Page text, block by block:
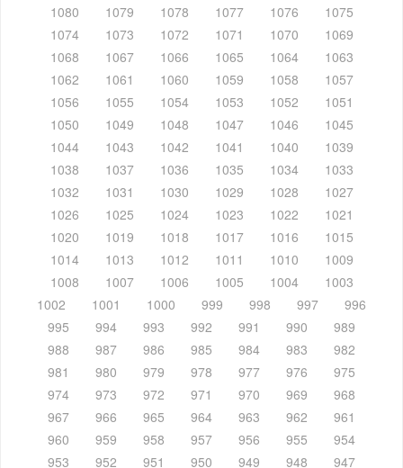
1080
1079 1078 1077 1076
1075
1074
1073 1072 1071 1070
1069
1068
1067 1066 1065 1064
1063
1062
1061 1060 1059 1058
1057
1056
1055 1054 1053 1052
1051
1050
1049 1048 1047 1046
1045
1044
1043 1042 1041 1040
1039
1038
1037 1036 1035 1034
1033
1032
1031 1030 1029 1028
1027
1026
1025 1024 1023 1022
1021
1020
1019 1018 1017 1016
1015
1014
1013 1012 1011 1010
1009
1008
1007 1006 1005 1004
1003
1002
1001 1000 999 998 997
996
995
994 993 992 991 990
989
988
987 986 985 984 983
982
981
980 979 978 977 976
975
974
973 972 971 970 969
968
967
966 965 964 963 962
961
960
959 958 957 956 955
954
953
952 951 950 949 948 947